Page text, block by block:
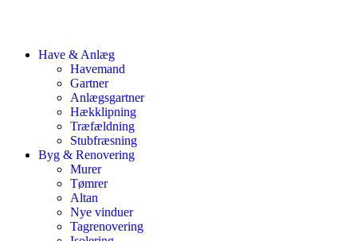
Have & Anlæg
Havemand
Gartner
Anlægsgartner
Hækklipning
Træfældning
Stubfræsning
Byg & Renovering
Murer
Tømrer
Altan
Nye vinduer
Tagrenovering